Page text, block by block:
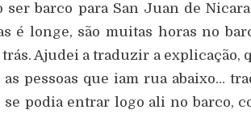
ser barco para San Juan de
é longe, são muitas horas no
Ajudei a traduzir a explicação,
as pessoas que iam rua abaixo…
se podia entrar logo ali no barco,